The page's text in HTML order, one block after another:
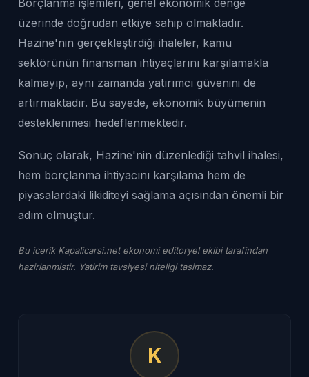
üzerinde doğrudan etkiye sahip olmaktadır.
Hazine'nin gerçekleştirdiği ihaleler, kamu
sektörünün finansman ihtiyaçlarını karşılamakla
kalmayıp, aynı zamanda yatırımcı güvenini de
artırmaktadır. Bu sayede, ekonomik büyümenin
desteklenmesi hedeflenmektedir.
Sonuç olarak, Hazine'nin düzenlediği tahvil ihalesi,
hem borçlanma ihtiyacını karşılama hem de
piyasalardaki likiditeyi sağlama açısından önemli bir
adım olmuştur.
Bu icerik Kapalicarsi.net ekonomi editoryel ekibi tarafindan
hazirlanmistir. Yatirim tavsiyesi niteligi tasimaz.
K